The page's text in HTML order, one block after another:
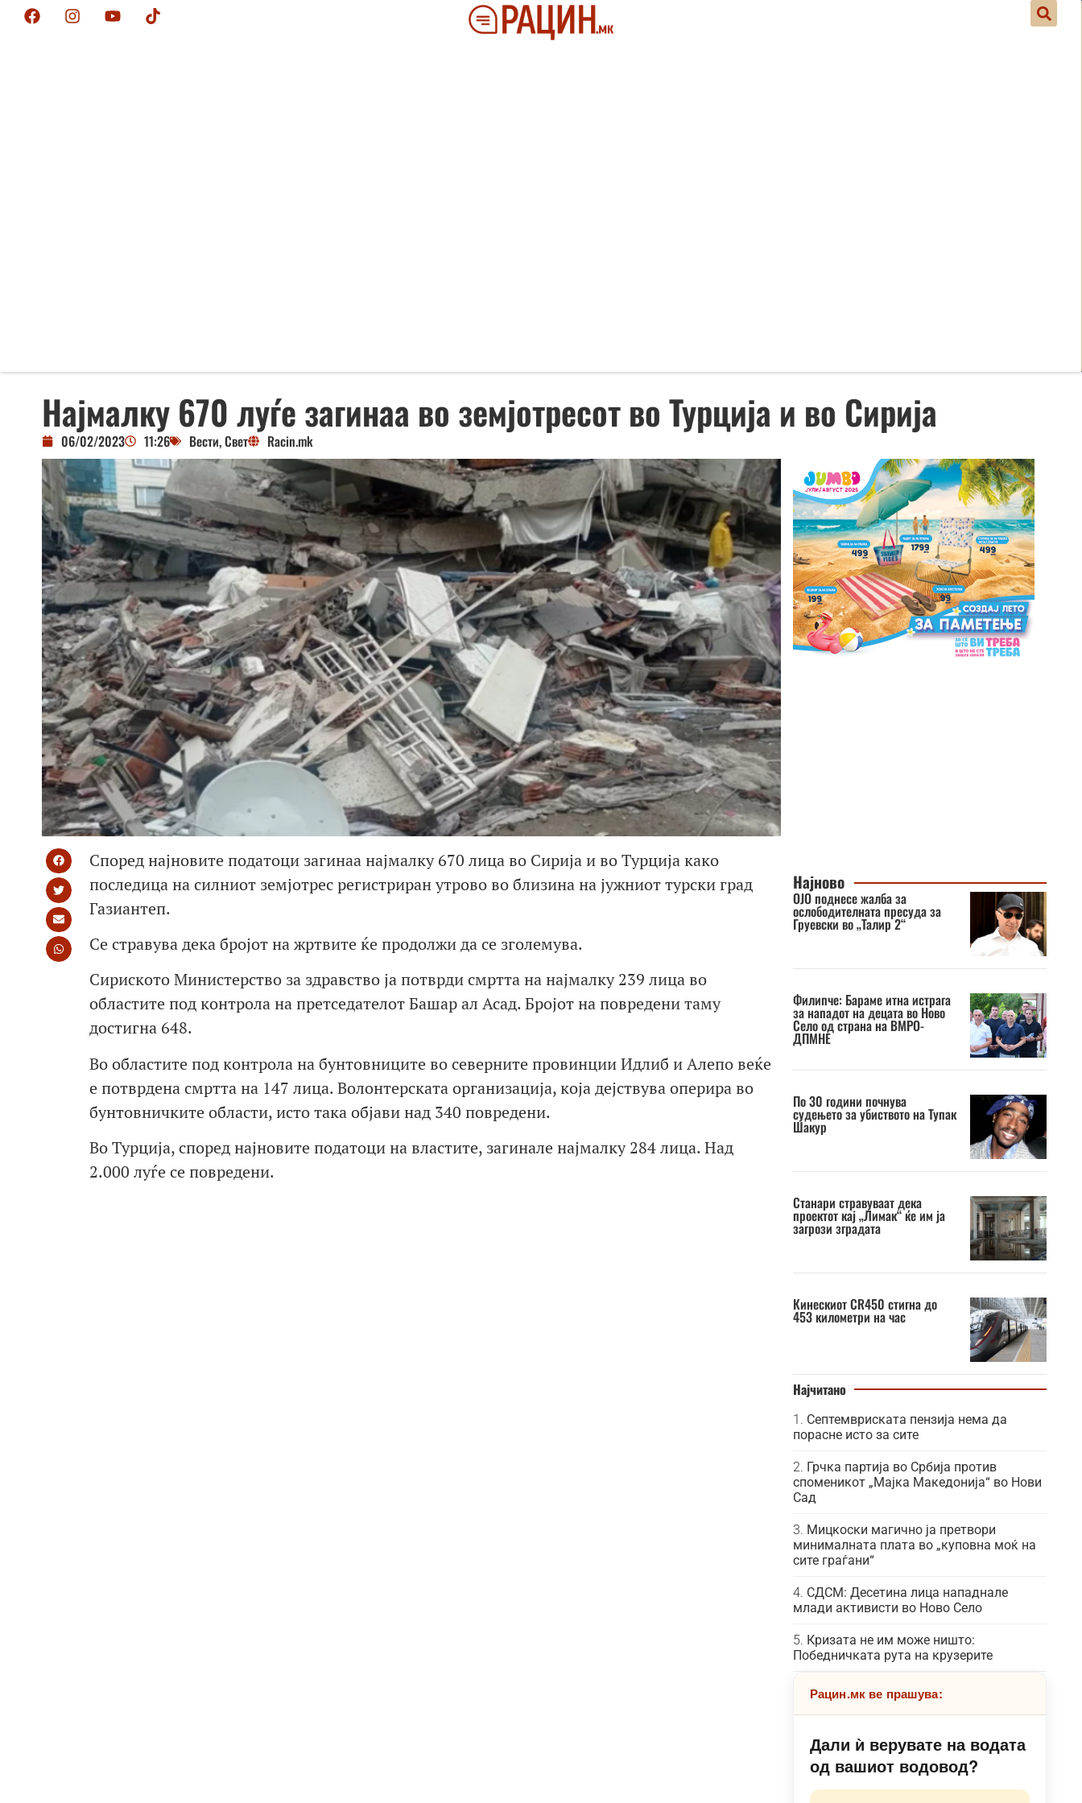
Најмалку 670 луѓе загинаа во земјотресот во Турција и во Сирија
06/02/2023 11:26 Вести,Свет Racin.mk
Според најновите податоци загинаа најмалку 670 лица во Сирија и во Турција како
последица на силниот земјотрес регистриран утрово во близина на јужниот турски град
Газиантеп.
Се стравува дека бројот на жртвите ќе продолжи да се зголемува.
Сириското Министерство за здравство ја потврди смртта на најмалку 239 лица во
областите под контрола на претседателот Башар ал Асад. Бројот на повредени таму
достигна 648.
Во областите под контрола на бунтовниците во северните провинции Идлиб и Алепо веќе
е потврдена смртта на 147 лица. Волонтерската организација, која дејствува оперира во
бунтовничките области, исто така објави над 340 повредени.
Во Турција, според најновите податоци на властите, загинале најмалку 284 лица. Над
2.000 луѓе се повредени.
Најново
OJO поднесе жалба за
ослободителната пресуда за
Груевски во „Талир 2“
Филипче: Бараме итна истрага
за нападот на децата во Ново
Село од страна на ВМРО-
ДПМНЕ
По 30 години почнува
судењето за убиството на Тупак
Шакур
Станари стравуваат дека
проектот кај „Лимак“ ќе им ја
загрози зградата
Кинескиот CR450 стигна до
453 километри на час
Најчитано
Септемвриската пензија нема да
порасне исто за сите
Грчка партија во Србија против
споменикот „Мајка Македонија“ во Нови
Сад
Мицкоски магично ја претвори
минималната плата во „куповна моќ на
сите граѓани“
СДСМ: Десетина лица нападнале
млади активисти во Ново Село
Кризата не им може ништо:
Победничката рута на крузерите
Рацин.мк ве прашува:
Дали ѝ верувате на водата
од вашиот водовод?